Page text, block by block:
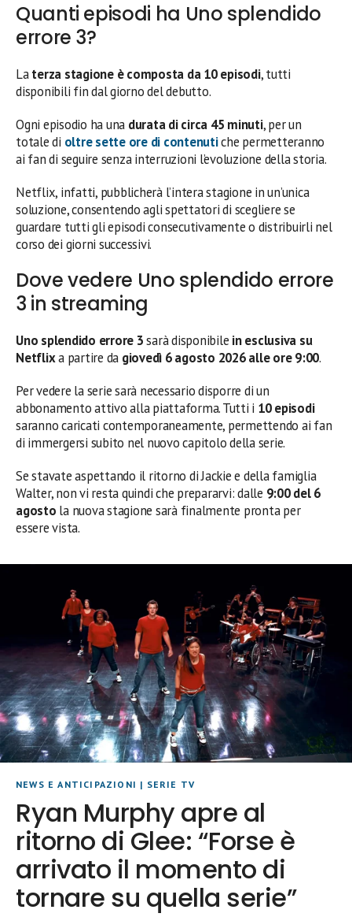
Quanti episodi ha Uno splendido
errore 3?
Laterza stagione è composta da 10 episodi, tutti
disponibili fin dal giorno del debutto.
Ogni episodio ha una durata di circa 45 minuti, per un
totale di oltre sette ore di contenutiche permetteranno
ai fan di seguire senza interruzioni l’evoluzione della storia.
Netflix, infatti, pubblicherà l’intera stagione in un’unica
soluzione, consentendo agli spettatori di scegliere se
guardare tutti gli episodi consecutivamente o distribuirli nel
corso dei giorni successivi.
Dove vedere Uno splendido errore
3 in streaming
Uno splendido errore 3sarà disponibile in esclusiva su
Netflixa partire da giovedì 6 agosto 2026 alle ore 9:00.
Per vedere la serie sarà necessario disporre di un
abbonamento attivo alla piattaforma. Tutti i 10 episodi
saranno caricati contemporaneamente, permettendo ai fan
di immergersi subito nel nuovo capitolo della serie.
Se stavate aspettando il ritorno di Jackie e della famiglia
Walter, non vi resta quindi che prepararvi: dalle 9:00 del 6
agosto la nuova stagione sarà finalmente pronta per
essere vista.
NEWS E ANTICIPAZIONI | SERIE TV
Ryan Murphy apre al
ritorno di Glee: “Forse è
arrivato il momento di
tornare su quella serie”